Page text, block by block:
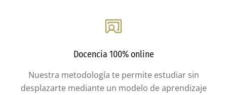
Docencia 100% online
Nuestra metodología te permite estudiar sin
desplazarte mediante un modelo de aprendizaje